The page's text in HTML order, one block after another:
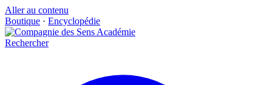
Aller au contenu
Boutique · Encyclopédie
Rechercher